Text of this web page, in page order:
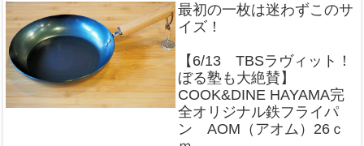
最初の一枚は迷わずこのサ
イズ！
【6/13 TBSラヴィット！
ぼる塾も大絶賛】
COOK&DINE HAYAMA完
全オリジナル鉄フライパ
ン AOM（アオム）26ｃ